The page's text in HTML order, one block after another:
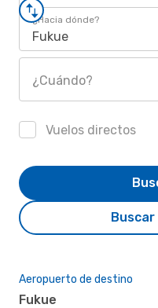
¿Hacia dónde?
Fukue
¿Cuándo?
Vuelos directos
Buscar
Aeropuerto de destino
Fukue